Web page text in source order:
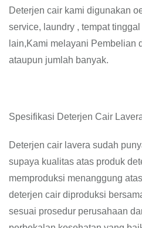
Deterjen cair kami digunakan
service, laundry , tempat
lain,Kami melayani Pembelian
ataupun jumlah banyak.
Spesifikasi Deterjen Cair
Deterjen cair lavera sudah
supaya kualitas atas produk
memproduksi menanggung
deterjen cair diproduksi
sesuai prosedur perusahaan